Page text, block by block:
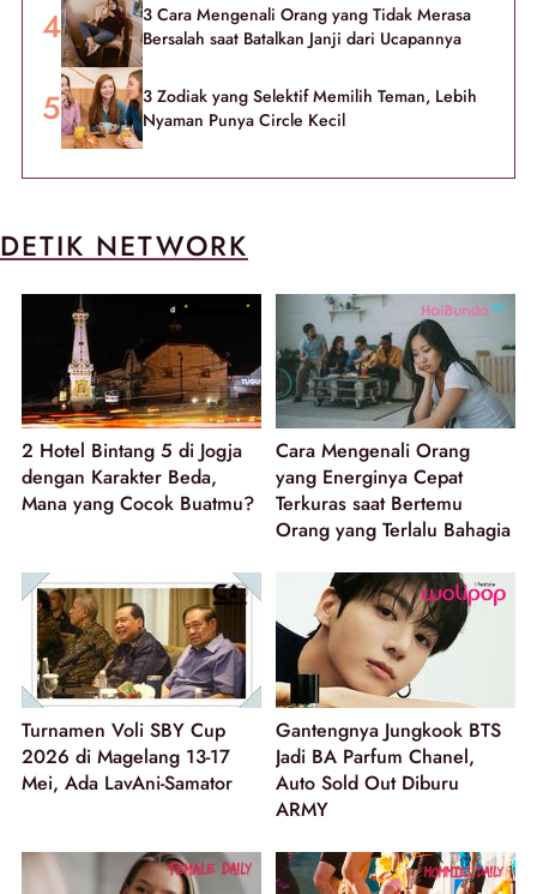
3 Cara Mengenali Orang yang Tidak Merasa
Bersalah saat Batalkan Janji dari Ucapannya
3 Zodiak yang Selektif Memilih Teman, Lebih
Nyaman Punya Circle Kecil
DETIK NETWORK
2 Hotel Bintang 5 di Jogja
dengan Karakter Beda,
Mana yang Cocok Buatmu?
Cara Mengenali Orang
yang Energinya Cepat
Terkuras saat Bertemu
Orang yang Terlalu Bahagia
Turnamen Voli SBY Cup
2026 di Magelang 13-17
Mei, Ada LavAni-Samator
Gantengnya Jungkook BTS
Jadi BA Parfum Chanel,
Auto Sold Out Diburu
ARMY